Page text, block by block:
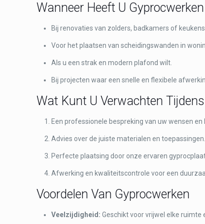
Wanneer Heeft U
Bij renovaties van zolders, badkamers of keukens.
Voor het plaatsen van scheidingswanden in
Als u een strak en modern plafond wilt.
Bij projecten waar een snelle en flexibele
Wat Kunt U Verwachten
Een professionele bespreking van uw wensen en
Advies over de juiste materialen en toepassingen.
Perfecte plaatsing door onze ervaren
Afwerking en kwaliteitscontrole voor een
Voordelen Van Gyprocwerken
Veelzijdigheid: Geschikt voor vrijwel elke ruimte